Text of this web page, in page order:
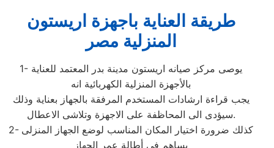
طريقة العناية باجهزة اريستون
المنزلية مصر
1- يوصى مركز صيانه اريستون مدينة بدر المعتمد للعناية
بالأجهزة المنزلية الكهربائية انه
يجب قراءة ارشادات المستخدم المرفقة بالجهاز بعناية وذلك
سيؤدى الى المحاظفة على الاجهزة وتلاشى الاعطال.
2- كذلك ضرورة اختيار المكان المناسب لوضع الجهاز المنزلى
يساهم فى أطالة عمر الجهاز